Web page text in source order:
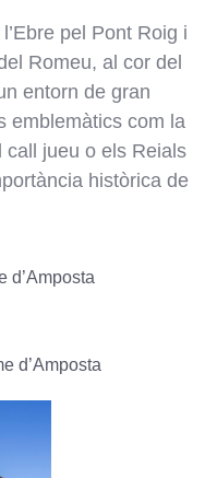
pel Pont Roig i
Romeu, al cor del
entorn de gran
emblemàtics com la
call jueu o els Reials
històrica de
d’Amposta
d’Amposta